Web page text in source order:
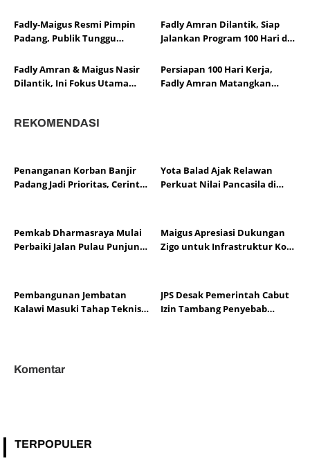
Warga Bukan untuk
Diperdebatkan
Fadly-Maigus Resmi Pimpin
Padang, Publik Tunggu
Fadly Amran Dilantik, Siap
Jalankan Program 100 Hari di
Fadly Amran & Maigus Nasir
Dilantik, Ini Fokus Utama
Persiapan 100 Hari Kerja,
Fadly Amran Matangkan
REKOMENDASI
Penanganan Korban Banjir
Padang Jadi Prioritas, Cerint
Yota Balad Ajak Relawan
Perkuat Nilai Pancasila di
Pemkab Dharmasraya Mulai
Perbaiki Jalan Pulau Punjung–
Maigus Apresiasi Dukungan
Zigo untuk Infrastruktur Kota
Pembangunan Jembatan
Kalawi Masuki Tahap Teknis,
JPS Desak Pemerintah Cabut
Izin Tambang Penyebab
Komentar
TERPOPULER